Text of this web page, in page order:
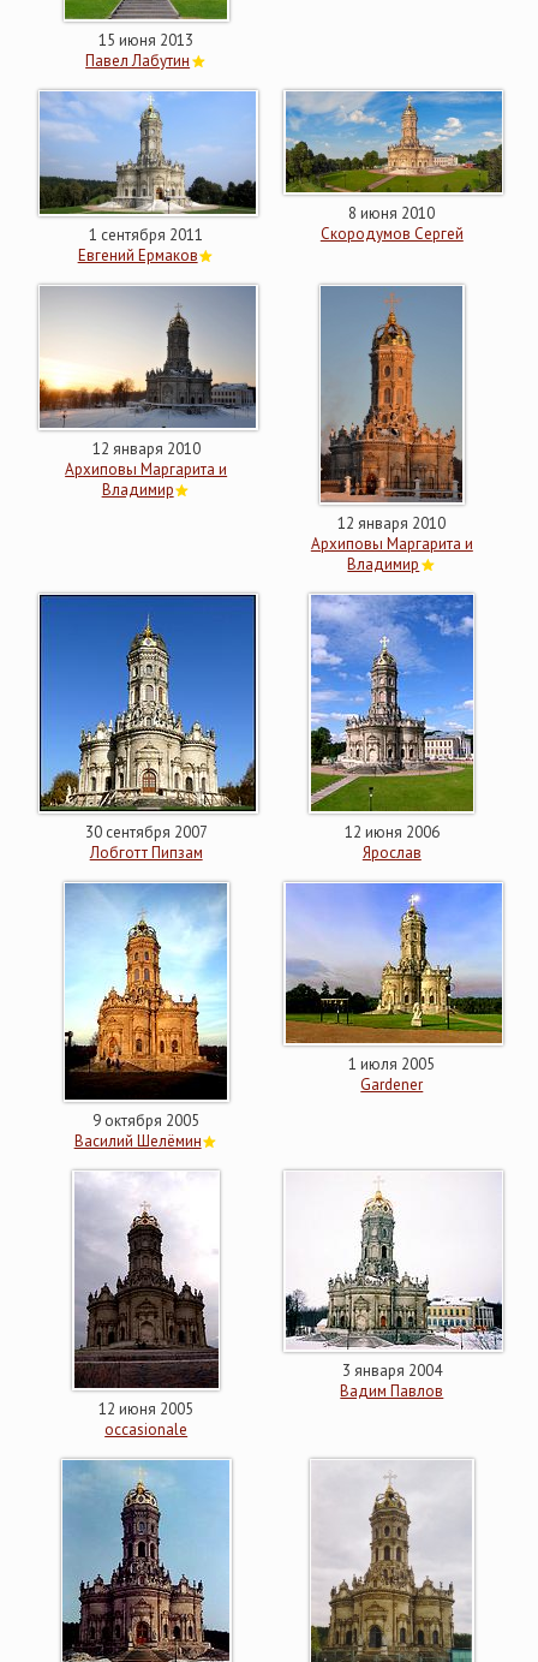
15 июня 2013
Павел Лабутин
1 сентября 2011
Евгений Ермаков
8 июня 2010
Скородумов Сергей
12 января 2010
Архиповы Маргарита и
Владимир
12 января 2010
Архиповы Маргарита и
Владимир
30 сентября 2007
Лобготт Пипзам
12 июня 2006
Ярослав
9 октября 2005
Василий Шелёмин
1 июля 2005
Gardener
12 июня 2005
occasionale
3 января 2004
Вадим Павлов